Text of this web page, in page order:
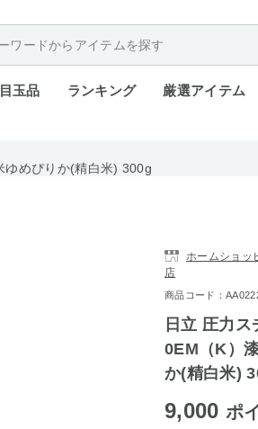
目玉品 ランキング 厳選アイテム
ゆめぴりか(精白米) 300g
ホームショッ
店
商品コード：
日立 圧力
0EM（K）
か(精白米)
9,000 ポ